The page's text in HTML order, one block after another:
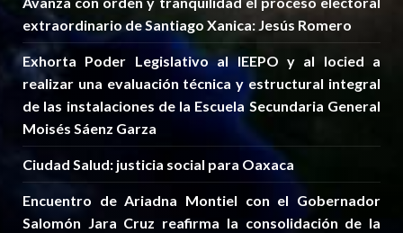
extraordinario de Santiago Xanica: Jesús Romero
Exhorta Poder Legislativo al IEEPO y al Iocied a
realizar una evaluación técnica y estructural integral
de las instalaciones de la Escuela Secundaria General
Moisés Sáenz Garza
Ciudad Salud: justicia social para Oaxaca
Encuentro de Ariadna Montiel con el Gobernador
Salomón Jara Cruz reafirma la consolidación de la